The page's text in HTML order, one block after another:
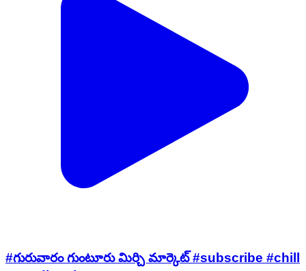
#గురువారం గుంటూరు మిర్చి మార్కెట్ #subscribe #chill